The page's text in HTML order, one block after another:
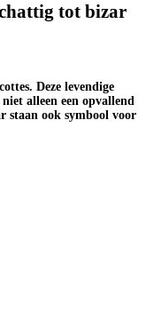
tot bizar
Deze levendige
alleen een opvallend
staan ook symbool voor